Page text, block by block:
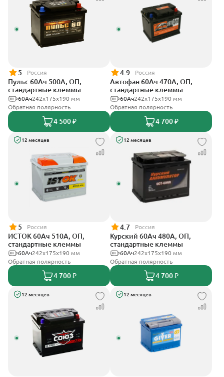
5 Россия
Пульс 60Ач 500А, ОП,
стандартные клеммы
242x175x190 мм
60Ач
Обратная полярность
4 500 ₽
4.9 Россия
Автофан 60Ач 470А, ОП,
стандартные клеммы
242х175х190 мм
60Ач
Обратная полярность
4 700 ₽
12 месяцев
5 Россия
ИСТОК 60Ач 510А, ОП,
стандартные клеммы
242x175x190 мм
60Ач
Обратная полярность
4 700 ₽
12 месяцев
4.7 Россия
Курский 60Ач 480А, ОП,
стандартные клеммы
242x175x190 мм
60Ач
Обратная полярность
4 700 ₽
12 месяцев 12 месяцев